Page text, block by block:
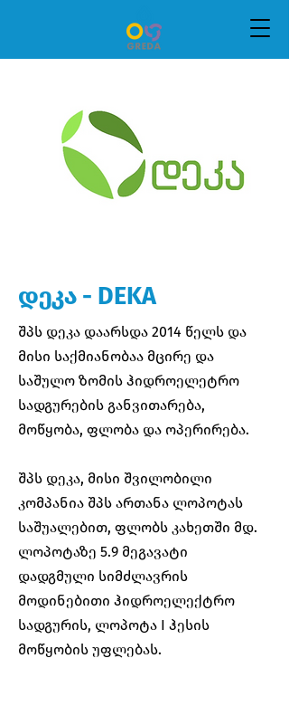
დეკა - DEKA
შპს დეკა დაარსდა 2014 წელს და
მისი საქმიანობაა მცირე და
საშულო ზომის ჰიდროელეტრო
სადგურების განვითარება,
მოწყობა, ფლობა და ოპერირება.
შპს დეკა, მისი შვილობილი
კომპანია შპს ართანა ლოპოტას
საშუალებით, ფლობს კახეთში მდ.
ლოპოტაზე 5.9 მეგავატი
დადგმული სიმძლავრის
მოდინებითი ჰიდროელექტრო
სადგურის, ლოპოტა I ჰესის
მოწყობის უფლებას.